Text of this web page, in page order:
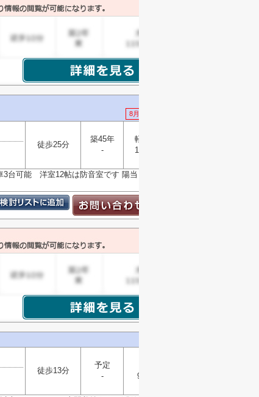
8月1日 値下げ
徒歩25分
築45年
-
軽量鉄骨
148.34㎡
台可能 洋室12帖は防音室です 陽当り・通風
徒歩13分
予定
-
98.82㎡